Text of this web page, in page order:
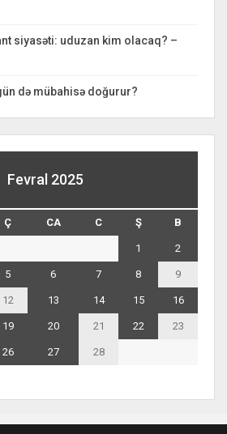
siyasəti: uduzan kim olacaq? –
də mübahisə doğurur?
Fevral 2025
Ç CA C Ş B
1 2
5 6 7 8 9
12 13 14 15 16
19 20 21 22 23
26 27
28